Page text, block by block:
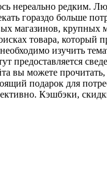
нереально
гораздо больше
магазинов, крупных
товара,
изучить
предоставляется
вы можете
подарок для
Кэшбэки,